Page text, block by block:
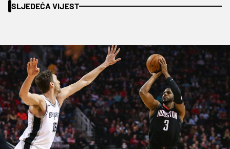
SLJEDEĆA VIJEST